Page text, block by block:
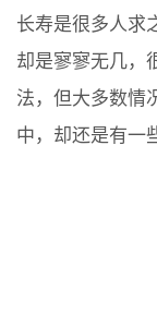
长寿是很多人求
却是寥寥无几，
法，但大多数情
中，却还是有一